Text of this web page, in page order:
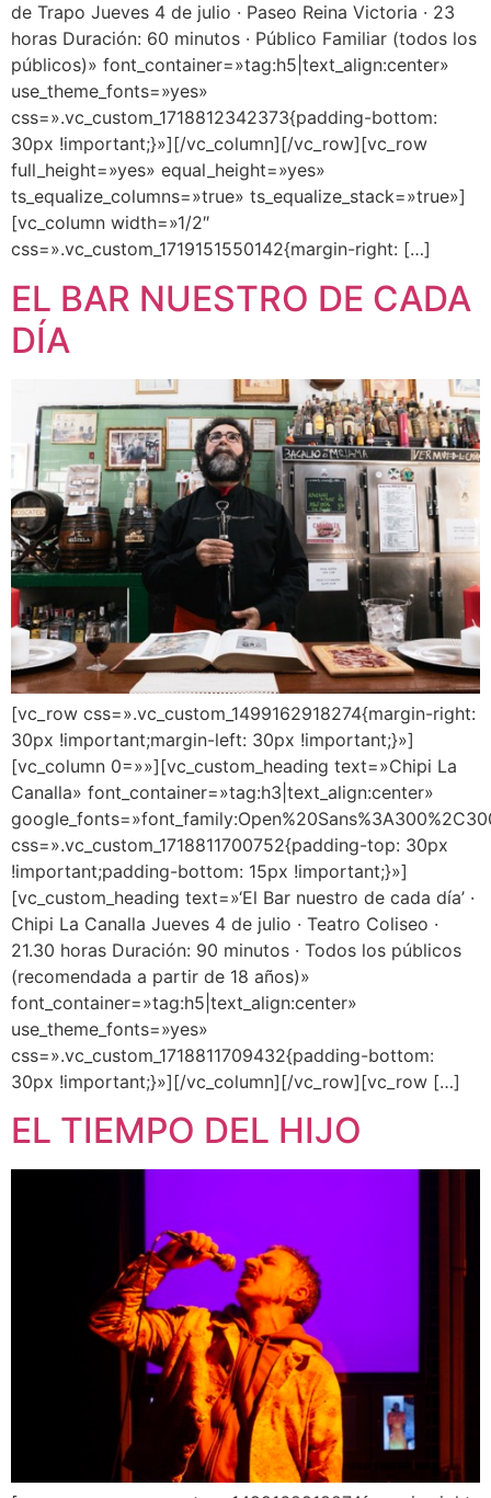
de Trapo Jueves 4 de julio · Paseo Reina Victoria · 23
horas Duración: 60 minutos · Público Familiar (todos los
públicos)» font_container=»tag:h5|text_align:center»
use_theme_fonts=»yes»
css=».vc_custom_1718812342373{padding-bottom:
30px !important;}»][/vc_column][/vc_row][vc_row
full_height=»yes» equal_height=»yes»
ts_equalize_columns=»true» ts_equalize_stack=»true»]
[vc_column width=»1/2″
css=».vc_custom_1719151550142{margin-right: […]
EL BAR NUESTRO DE CADA
DÍA
[vc_row css=».vc_custom_1499162918274{margin-right:
30px !important;margin-left: 30px !important;}»]
[vc_column 0=»»][vc_custom_heading text=»Chipi La
Canalla» font_container=»tag:h3|text_align:center»
css=».vc_custom_1718811700752{padding-top: 30px
!important;padding-bottom: 15px !important;}»]
[vc_custom_heading text=»‘El Bar nuestro de cada día’ ·
Chipi La Canalla Jueves 4 de julio · Teatro Coliseo ·
21.30 horas Duración: 90 minutos · Todos los públicos
(recomendada a partir de 18 años)»
font_container=»tag:h5|text_align:center»
use_theme_fonts=»yes»
css=».vc_custom_1718811709432{padding-bottom:
30px !important;}»][/vc_column][/vc_row][vc_row […]
EL TIEMPO DEL HIJO